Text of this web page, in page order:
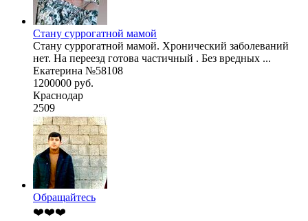
Стану суррогатной мамой
Стану суррогатной мамой. Хронический заболеваний
нет. На переезд готова частичный . Без вредных ...
Екатерина №58108
1200000 руб.
Краснодар
2509
Обращайтесь
❤️❤️❤️